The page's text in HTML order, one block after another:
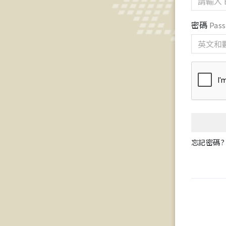
密碼
忘記密